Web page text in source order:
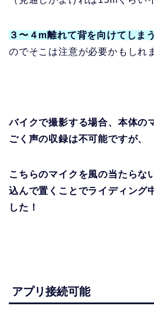
３〜４m離れて背を向けてしま
のでそこは注意が必要かもしれ
バイクで撮影する場合、本体の
ごく声の収録は不可能ですが、
こちらのマイクを風の当たらな
込んで置くことでライディング
した！
アプリ接続可能